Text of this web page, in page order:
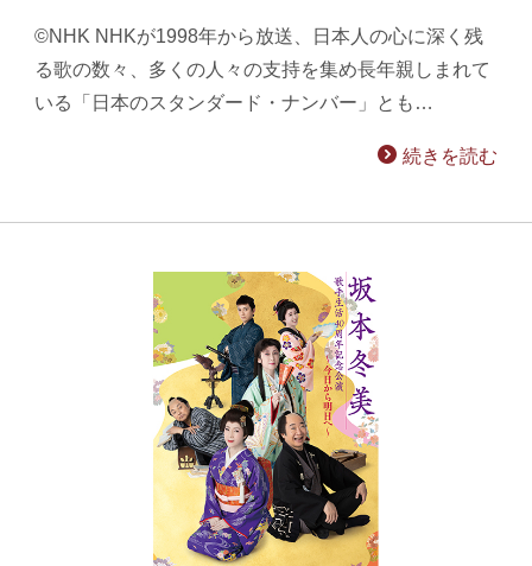
©NHK NHKが1998年から放送、日本人の心に深く残
る歌の数々、多くの人々の支持を集め長年親しまれて
いる「日本のスタンダード・ナンバー」とも…
続きを読む